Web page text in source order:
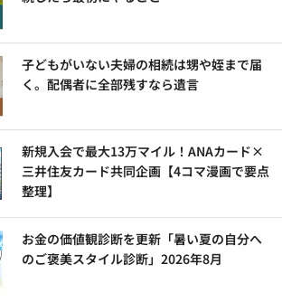
子どもがいない夫婦の相続は甥や姪まで届
く。配偶者に全部残すなら遺言
新規入会で最大13万マイル！ANAカード×
三井住友カード共同企画【4コマ漫画で要点
整理】
お金の価値観診断を更新「暑い夏の自分へ
のご褒美スタイル診断」2026年8月